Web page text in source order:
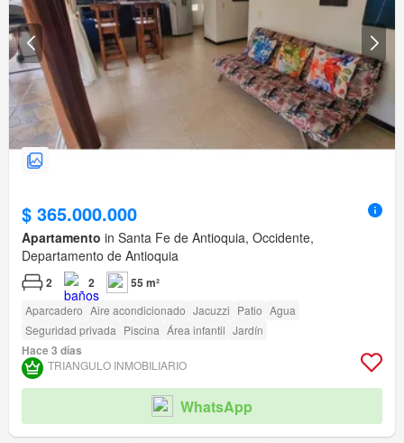
$ 365.000.000
Apartamento in Santa Fe de Antioquia, Occidente,
Departamento de Antioquia
2 2 55 m²
Aparcadero Aire acondicionado Jacuzzi Patio Agua
Seguridad privada Piscina Área infantil Jardín
Hace 3 días
TRIANGULO INMOBILIARIO
WhatsApp